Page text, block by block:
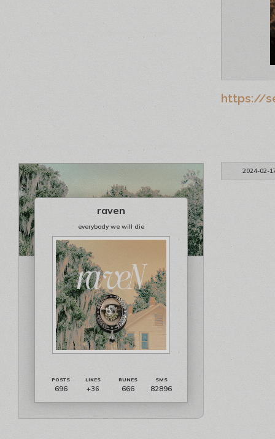
https://
2024-02-
raven
everybody we will die
696 +36 666 82896